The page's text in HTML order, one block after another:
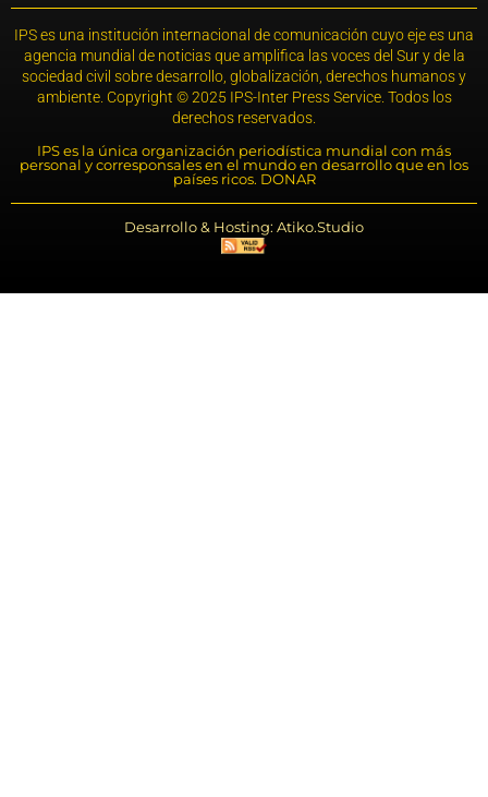
IPS es una institución internacional de comunicación cuyo eje es una
agencia mundial de noticias que amplifica las voces del Sur y de la
sociedad civil sobre desarrollo, globalización, derechos humanos y
ambiente. Copyright © 2025 IPS-Inter Press Service. Todos los
derechos reservados.
IPS es la única organización periodística mundial con más
personal y corresponsales en el mundo en desarrollo que en los
países ricos. DONAR
Desarrollo & Hosting: Atiko.Studio